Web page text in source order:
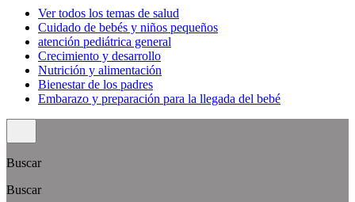
Ver todos los temas de salud
Cuidado de bebés y niños pequeños
atención pediátrica general
Crecimiento y desarrollo
Nutrición y alimentación
Bienestar de los padres
Embarazo y preparación para la llegada del bebé
Buscar
Buscar